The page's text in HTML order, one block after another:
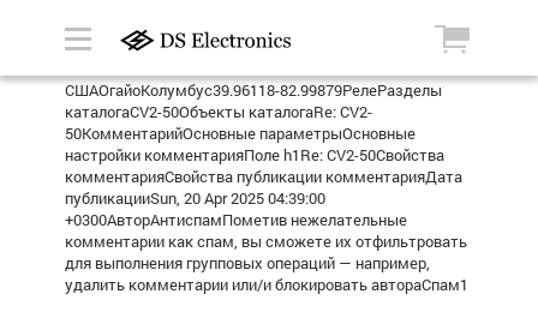
СШАОгайоКолумбус39.96118-82.99879РелеРазделы
каталогаCV2-50Объекты каталогаRe: CV2-
50КомментарийОсновные параметрыОсновные
настройки комментарияПоле h1Re: CV2-50Свойства
комментарияСвойства публикации комментарияДата
публикацииSun, 20 Apr 2025 04:39:00
+0300АвторАнтиспамПометив нежелательные
комментарии как спам, вы сможете их отфильтровать
для выполнения групповых операций — например,
удалить комментарии или/и блокировать автораСпам1